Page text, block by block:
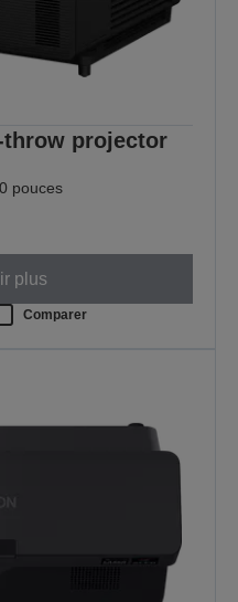
throw projector
pouces
plus
Comparer